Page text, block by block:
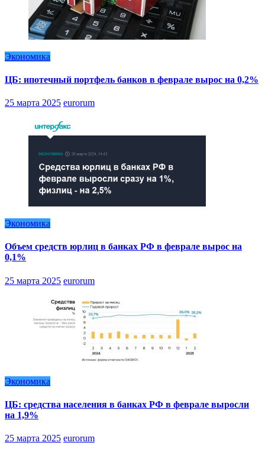
Экономика
ЦБ: ипотечный портфель банков в феврале вырос на 0,2%
25 марта 2025 eurorum
Экономика
Объем средств юрлиц в банках РФ в феврале вырос на
0,1%
25 марта 2025 eurorum
Экономика
ЦБ: средства населения в банках РФ в феврале выросли
на 1,9%
25 марта 2025 eurorum